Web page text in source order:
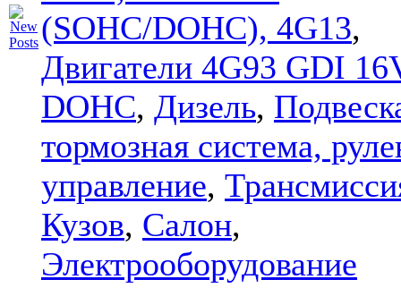
(SOHC/DOHC), 4G13,
Двигатели 4G93 GDI
DOHC, Дизель,
тормозная система,
управление,
Кузов, Салон,
Электрооборудование